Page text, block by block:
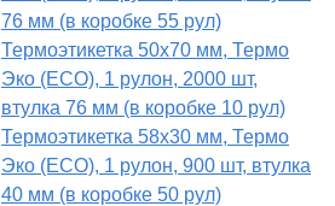
76 мм (в коробке 55 рул)
Термоэтикетка 50х70 мм, Термо
Эко (ECO), 1 рулон, 2000 шт,
втулка 76 мм (в коробке 10 рул)
Термоэтикетка 58х30 мм, Термо
Эко (ECO), 1 рулон, 900 шт, втулка
40 мм (в коробке 50 рул)